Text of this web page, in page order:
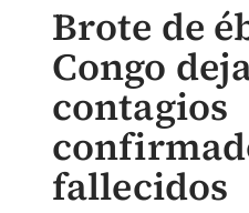
Brote de
Congo
contagios
fallecidos